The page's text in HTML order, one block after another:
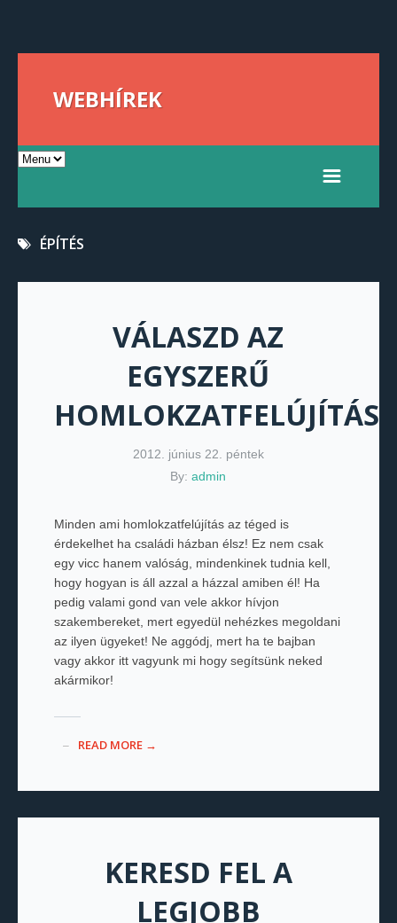
WEBHÍREK
ÉPÍTÉS
VÁLASZD AZ
EGYSZERŰ
HOMLOKZATFELÚJÍTÁST
2012. június 22. péntek
By:admin
Minden ami homlokzatfelújítás az téged is
érdekelhet ha családi házban élsz! Ez nem csak
egy vicc hanem valóság, mindenkinek tudnia kell,
hogy hogyan is áll azzal a házzal amiben él! Ha
pedig valami gond van vele akkor hívjon
szakembereket, mert egyedül nehézkes megoldani
az ilyen ügyeket! Ne aggódj, mert ha te bajban
vagy akkor itt vagyunk mi hogy segítsünk neked
akármikor!
READ MORE →
KERESD FEL A
LEGJOBB